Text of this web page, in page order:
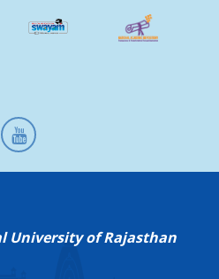
University of Rajasthan